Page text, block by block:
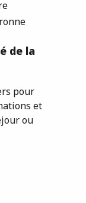
de la
pour
et
ou